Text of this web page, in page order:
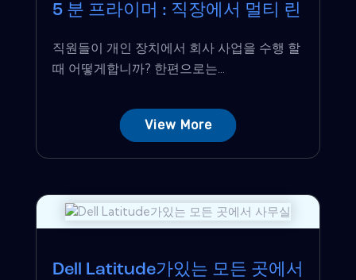
5 분 프라이머 : 직장에서 멀티 린
직원들이 개인 장치에서 회사 사업을 수행 할
때 어떻게합니까? 한편으로는...
View More
Dell Latitude가있는 모든 곳에서